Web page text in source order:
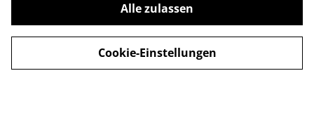
Kontakt
Versand
Zahlung
AGB
Datenschutz
Cookie Richtlinien
Alle zulassen
Cookie-Einstellungen